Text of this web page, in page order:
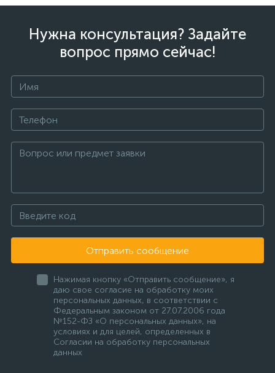
Нужна консультация? Задайте
вопрос прямо сейчас!
Отправить сообщение
Нажимая кнопку «Отправить сообщение», я
даю свое согласие на обработку моих
персональных данных, в соответствии с
Федеральным законом от 27.07.2006 года
№152-ФЗ «О персональных данных», на
условиях и для целей, определенных в
Согласии на обработку персональных
данных